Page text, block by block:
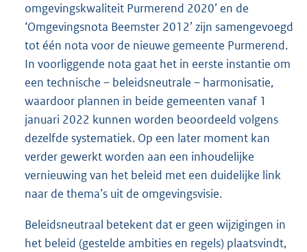
omgevingskwaliteit Purmerend 2020’ en de
‘Omgevingsnota Beemster 2012’ zijn samengevoegd
tot één nota voor de nieuwe gemeente Purmerend.
In voorliggende nota gaat het in eerste instantie om
een technische – beleidsneutrale – harmonisatie,
waardoor plannen in beide gemeenten vanaf 1
januari 2022 kunnen worden beoordeeld volgens
dezelfde systematiek. Op een later moment kan
verder gewerkt worden aan een inhoudelijke
vernieuwing van het beleid met een duidelijke link
naar de thema’s uit de omgevingsvisie.
Beleidsneutraal betekent dat er geen wijzigingen in
het beleid (gestelde ambities en regels) plaatsvindt,